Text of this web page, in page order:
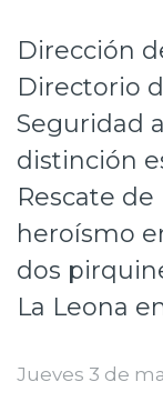
Innovación
Prensa
Canales de
Dirección
Directorio
Seguridad
distinción
Rescate
heroísmo
dos
La Leona
Jueves 3 de